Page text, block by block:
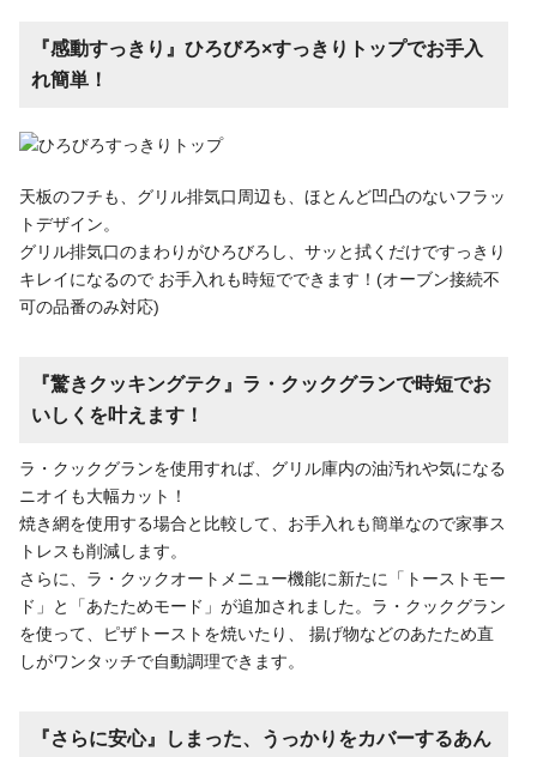
『感動すっきり』ひろびろ×すっきりトップでお手入
れ簡単！
天板のフチも、グリル排気口周辺も、ほとんど凹凸のないフラッ
トデザイン。
グリル排気口のまわりがひろびろし、サッと拭くだけですっきり
キレイになるので お手入れも時短でできます！(オーブン接続不
可の品番のみ対応)
『驚きクッキングテク』ラ・クックグランで時短でお
いしくを叶えます！
ラ・クックグランを使用すれば、グリル庫内の油汚れや気になる
ニオイも大幅カット！
焼き網を使用する場合と比較して、お手入れも簡単なので家事ス
トレスも削減します。
さらに、ラ・クックオートメニュー機能に新たに「トーストモー
ド」と「あたためモード」が追加されました。ラ・クックグラン
を使って、ピザトーストを焼いたり、 揚げ物などのあたため直
しがワンタッチで自動調理できます。
『さらに安心』しまった、うっかりをカバーするあん